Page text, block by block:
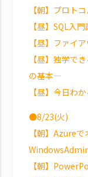
【朝】プロト
【昼】SQL入
【昼】ファイ
【昼】独学で
の基本―
【昼】今日わ
●8/23(火)
【朝】Azure
【朝】